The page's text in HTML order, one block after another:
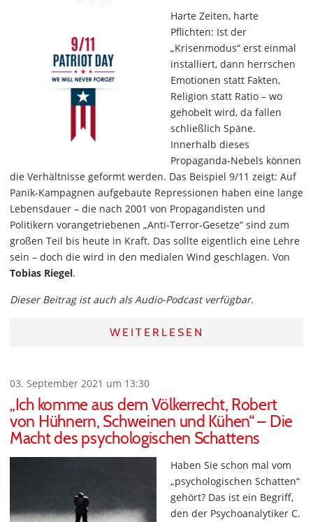
Harte Zeiten, harte
Pflichten: Ist der
„Krisenmodus“ erst einmal
installiert, dann herrschen
Emotionen statt Fakten,
Religion statt Ratio – wo
gehobelt wird, da fallen
schließlich Späne.
Innerhalb dieses
Propaganda-Nebels können
die Verhältnisse geformt werden. Das Beispiel 9/11 zeigt: Auf
Panik-Kampagnen aufgebaute Repressionen haben eine lange
Lebensdauer – die nach 2001 von Propagandisten und
Politikern vorangetriebenen „Anti-Terror-Gesetze“ sind zum
großen Teil bis heute in Kraft. Das sollte eigentlich eine Lehre
sein – doch die wird in den medialen Wind geschlagen. Von
Tobias Riegel.
Dieser Beitrag ist auch als Audio-Podcast verfügbar.
WEITERLESEN
03. September 2021 um 13:30
„Ich komme aus dem Völkerrecht, Robert
von Hühnern, Schweinen und Kühen“ – Die
Macht des psychologischen Schattens
Haben Sie schon mal vom
„psychologischen Schatten“
gehört? Das ist ein Begriff,
den der Psychoanalytiker C.